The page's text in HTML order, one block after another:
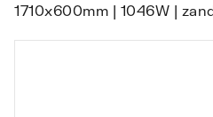
1710x600mm | 1046W |